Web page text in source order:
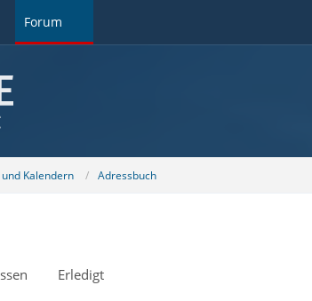
Forum
Kalendern Adressbuch
Erledigt